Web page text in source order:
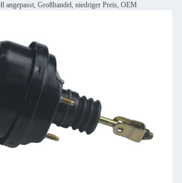
angepasst, Großhandel, niedriger Preis, OEM